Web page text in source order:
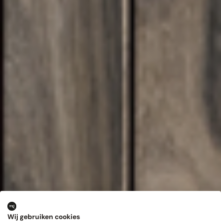
Wij gebruiken cookies